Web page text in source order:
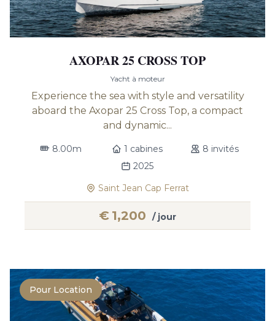
AXOPAR 25 CROSS TOP
Yacht à moteur
Experience the sea with style and versatility
aboard the Axopar 25 Cross Top, a compact
and dynamic...
8.00m 1 cabines
8 invités
2025
Saint Jean Cap Ferrat
€ 1,200 / jour
Pour Location